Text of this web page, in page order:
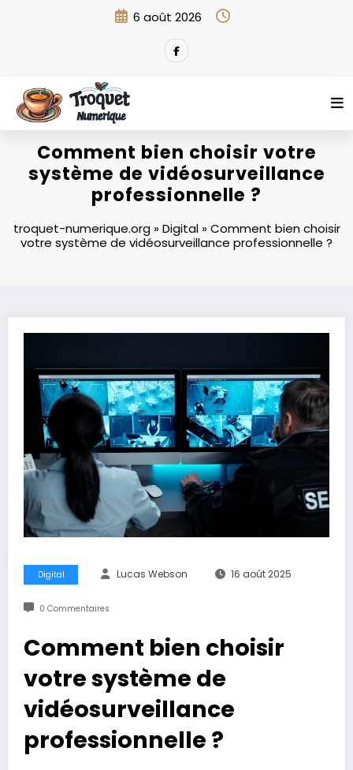
6 août 2026
Comment bien choisir votre
système de vidéosurveillance
professionnelle ?
troquet-numerique.org»Digital»Comment bien choisir
votre système de vidéosurveillance professionnelle ?
Digital Lucas Webson 16 août 2025
0 Commentaires
Comment bien choisir
votre système de
vidéosurveillance
professionnelle ?